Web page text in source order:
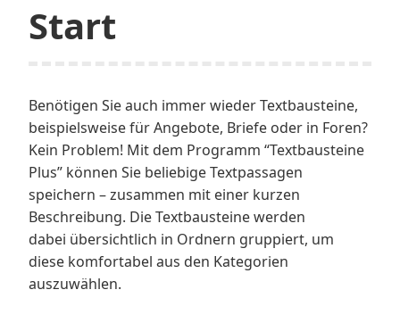
Start
Benötigen Sie auch immer wieder Textbausteine,
beispielsweise für Angebote, Briefe oder in Foren?
Kein Problem! Mit dem Programm “Textbausteine
Plus” können Sie beliebige Textpassagen
speichern – zusammen mit einer kurzen
Beschreibung. Die Textbausteine werden
dabei übersichtlich in Ordnern gruppiert, um
diese komfortabel aus den Kategorien
auszuwählen.